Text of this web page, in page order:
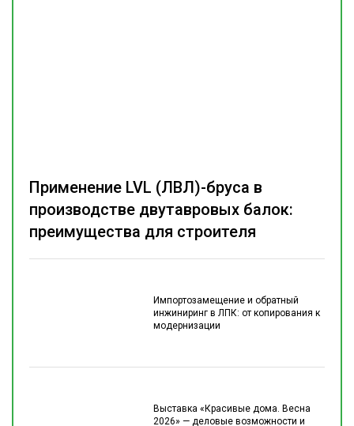
Импортозамещение и обратный
инжиниринг в ЛПК: от копирования к
модернизации
Выставка «Красивые дома. Весна
2026» — деловые возможности и
Применение LVL (ЛВЛ)-бруса в
производстве двутавровых балок:
преимущества для строителя